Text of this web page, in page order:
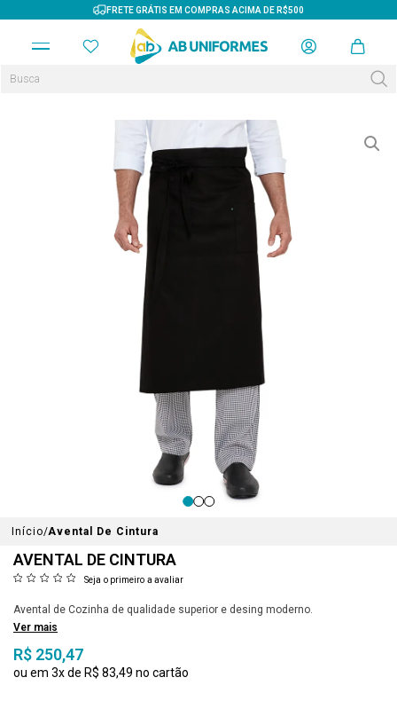
FRETE GRÁTIS EM COMPRAS ACIMA DE R$500
Início Avental De Cintura
AVENTAL DE CINTURA
Seja o primeiro a avaliar
Avental de Cozinha de qualidade superior e desing moderno.
Ver mais
R$ 250,47
3x R$ 83,49